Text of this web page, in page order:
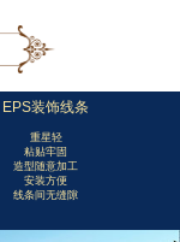
EPS装饰线条
重星轻
粘贴牢固
造型随意加工
安装方便
线条间无缝隙